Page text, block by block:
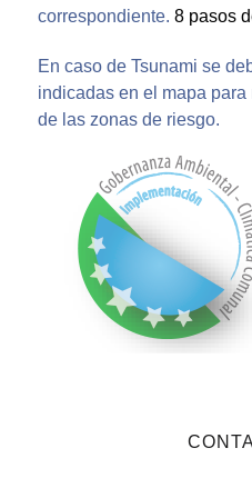
correspondiente. 8 pasos
En caso de Tsunami se
indicadas en el mapa
de las zonas de riesgo.